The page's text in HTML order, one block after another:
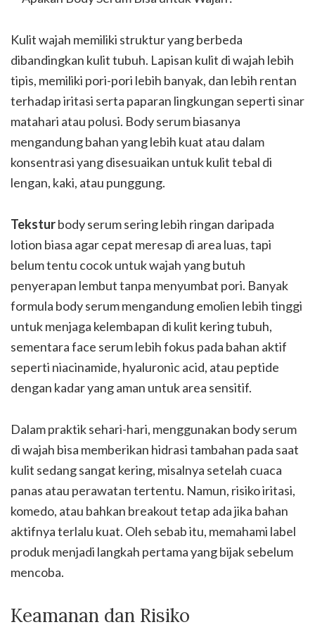
Kulit wajah memiliki struktur yang berbeda
dibandingkan kulit tubuh. Lapisan kulit di wajah lebih
tipis, memiliki pori-pori lebih banyak, dan lebih rentan
terhadap iritasi serta paparan lingkungan seperti sinar
matahari atau polusi. Body serum biasanya
mengandung bahan yang lebih kuat atau dalam
konsentrasi yang disesuaikan untuk kulit tebal di
lengan, kaki, atau punggung.
Teksturbody serum sering lebih ringan daripada
lotion biasa agar cepat meresap di area luas, tapi
belum tentu cocok untuk wajah yang butuh
penyerapan lembut tanpa menyumbat pori. Banyak
formula body serum mengandung emolien lebih tinggi
untuk menjaga kelembapan di kulit kering tubuh,
sementara face serum lebih fokus pada bahan aktif
seperti niacinamide, hyaluronic acid, atau peptide
dengan kadar yang aman untuk area sensitif.
Dalam praktik sehari-hari, menggunakan body serum
di wajah bisa memberikan hidrasi tambahan pada saat
kulit sedang sangat kering, misalnya setelah cuaca
panas atau perawatan tertentu. Namun, risiko iritasi,
komedo, atau bahkan breakout tetap ada jika bahan
aktifnya terlalu kuat. Oleh sebab itu, memahami label
produk menjadi langkah pertama yang bijak sebelum
mencoba.
Keamanan dan Risiko